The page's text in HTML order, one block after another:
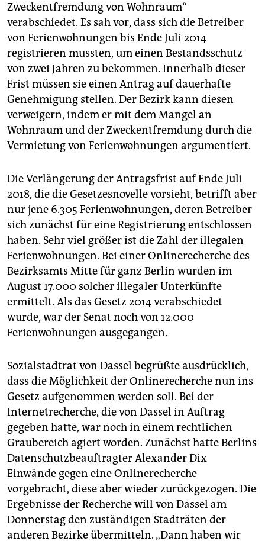
Zweckentfremdung von Wohnraum“
verabschiedet. Es sah vor, dass sich die Betreiber
von Ferienwohnungen bis Ende Juli 2014
registrieren mussten, um einen Bestandsschutz
von zwei Jahren zu bekommen. Innerhalb dieser
Frist müssen sie einen Antrag auf dauerhafte
Genehmigung stellen. Der Bezirk kann diesen
verweigern, indem er mit dem Mangel an
Wohnraum und der Zweckentfremdung durch die
Vermietung von Ferienwohnungen argumentiert.
Die Verlängerung der Antragsfrist auf Ende Juli
2018, die die Gesetzesnovelle vorsieht, betrifft aber
nur jene 6.305 Ferienwohnungen, deren Betreiber
sich zunächst für eine Registrierung entschlossen
haben. Sehr viel größer ist die Zahl der illegalen
Ferienwohnungen. Bei einer Onlinerecherche des
Bezirks­amts Mitte für ganz Berlin wurden im
August 17.000 solcher illegaler Unterkünfte
ermittelt. Als das Gesetz 2014 verabschiedet
wurde, war der Senat noch von 12.000
Ferienwohnungen ausgegangen.
Sozialstadtrat von Dassel begrüßte ausdrücklich,
dass die Möglichkeit der Onlinerecherche nun ins
Gesetz aufgenommen werden soll. Bei der
Internetrecherche, die von Dassel in Auftrag
gegeben hatte, war noch in einem rechtlichen
Graubereich agiert worden. Zunächst hatte Berlins
Datenschutzbeauftragter Alexander Dix
Einwände gegen eine Onlinerecherche
vorgebracht, diese aber wieder zurückgezogen. Die
Ergebnisse der Recherche will von Dassel am
Donnerstag den zuständigen Stadträten der
anderen Bezirke übermitteln. „Dann haben wir